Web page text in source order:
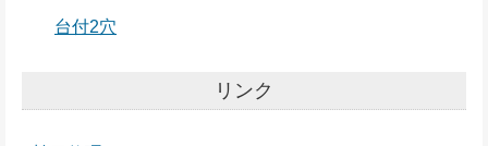
台付2穴
リンク